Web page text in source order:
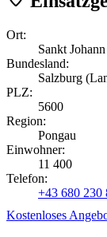
Ort:
Sankt
Bundesland:
Salzburg
PLZ:
5600
Region:
Pongau
Einwohner:
11 400
Telefon:
+43 680 230
Kostenloses